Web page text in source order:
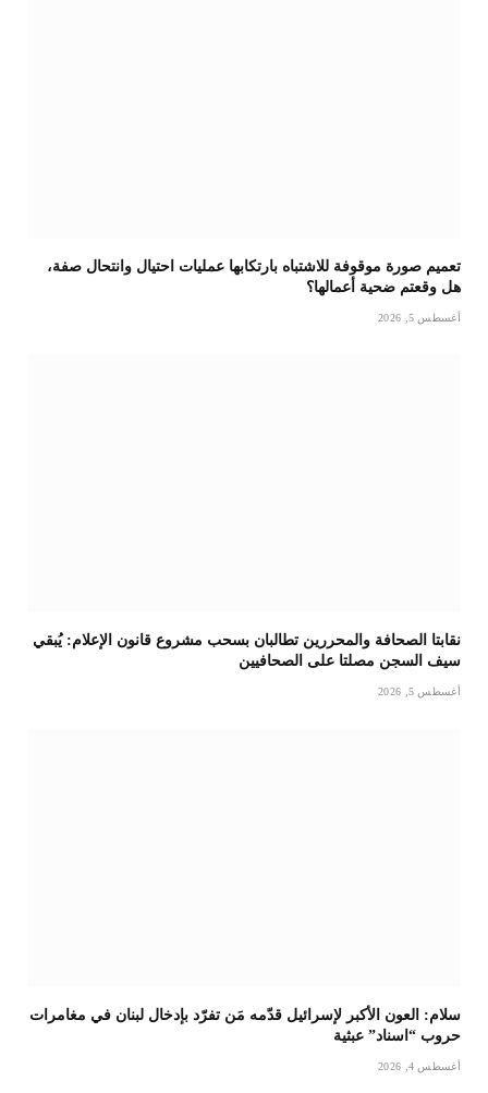
تعميم صورة موقوفة للاشتباه بارتكابها عمليات احتيال وانتحال صفة،
هل وقعتم ضحية أعمالها؟
أغسطس 5, 2026
نقابتا الصحافة والمحررين تطالبان بسحب مشروع قانون الإعلام: يُبقي
سيف السجن مصلتا على الصحافيين
أغسطس 5, 2026
سلام: العون الأكبر لإسرائيل قدّمه مَن تفرّد بإدخال لبنان في مغامرات
حروب “اسناد” عبثية
أغسطس 4, 2026